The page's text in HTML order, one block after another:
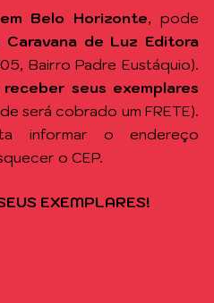
Belo Horizonte, pode
Caravana de Luz Editora
Bairro Padre Eustáquio).
seus exemplares
será cobrado um FRETE).
informar o endereço
o CEP.
EXEMPLARES!